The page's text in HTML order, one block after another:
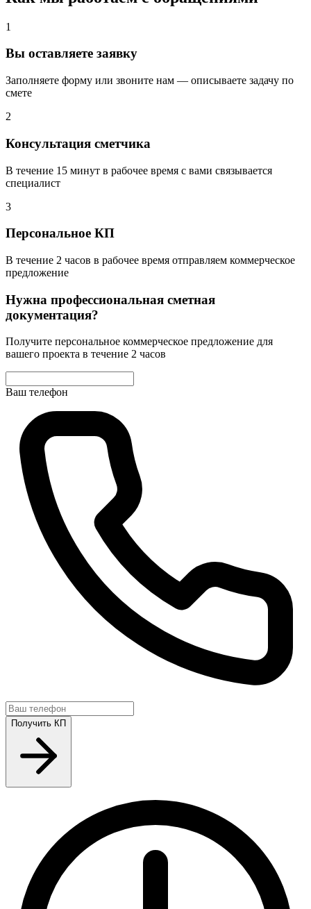
1
Вы оставляете заявку
Заполняете форму или звоните нам — описываете задачу по
смете
2
Консультация сметчика
В течение 15 минут в рабочее время с вами связывается
специалист
3
Персональное КП
В течение 2 часов в рабочее время отправляем коммерческое
предложение
Нужна профессиональная сметная
документация?
Получите персональное коммерческое предложение для
вашего проекта в течение 2 часов
Ваш телефон
Получить КП